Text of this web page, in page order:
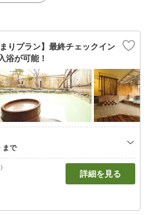
りプラン】最終チェックイン
浴が可能！
詳細を見る